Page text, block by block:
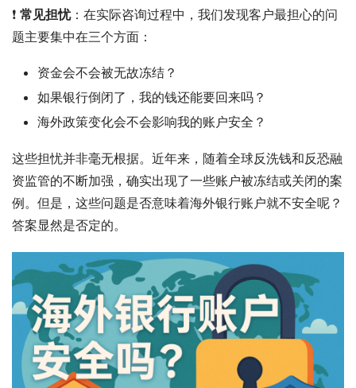
❗ 常见担忧：在实际咨询过程中，我们发现客户最担心的问
题主要集中在三个方面：
资金会不会被无故冻结？
如果银行倒闭了，我的钱还能要回来吗？
海外政策变化会不会影响我的账户安全？
这些担忧并非毫无根据。近年来，随着全球反洗钱和反恐融
资监管的不断加强，确实出现了一些账户被冻结或关闭的案
例。但是，这些问题是否意味着海外银行账户就不安全呢？
答案显然是否定的。